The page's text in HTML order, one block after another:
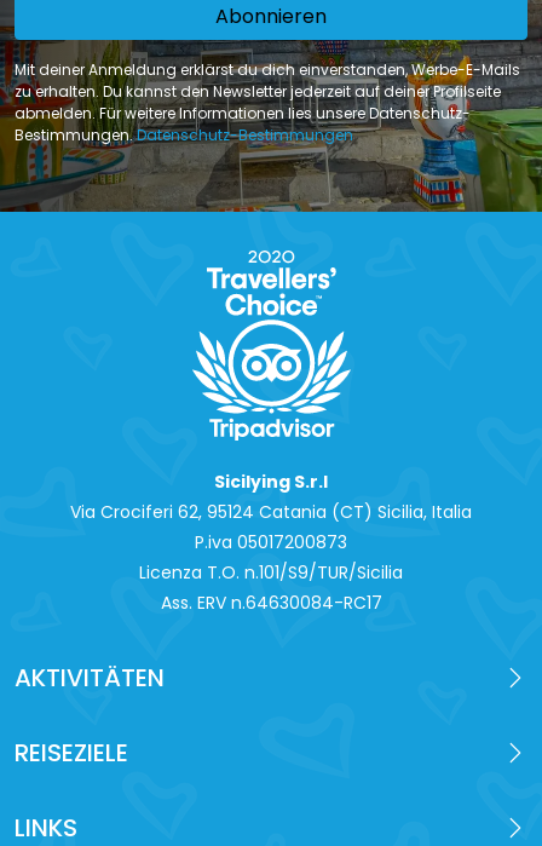
Abonnieren
Mit deiner Anmeldung erklärst du dich einverstanden, Werbe-E-Mails
zu erhalten. Du kannst den Newsletter jederzeit auf deiner Profilseite
abmelden. Für weitere Informationen lies unsere Datenschutz-
Bestimmungen.Datenschutz-Bestimmungen
Sicilying S.r.l
Via Crociferi 62, 95124 Catania (CT) Sicilia, Italia
P.iva 0‍5017200873
Licenza T.O. n.101/S9/TUR/Sicilia
Ass. ERV n.64630084-RC17
AKTIVITÄTEN
REISEZIELE
LINKS